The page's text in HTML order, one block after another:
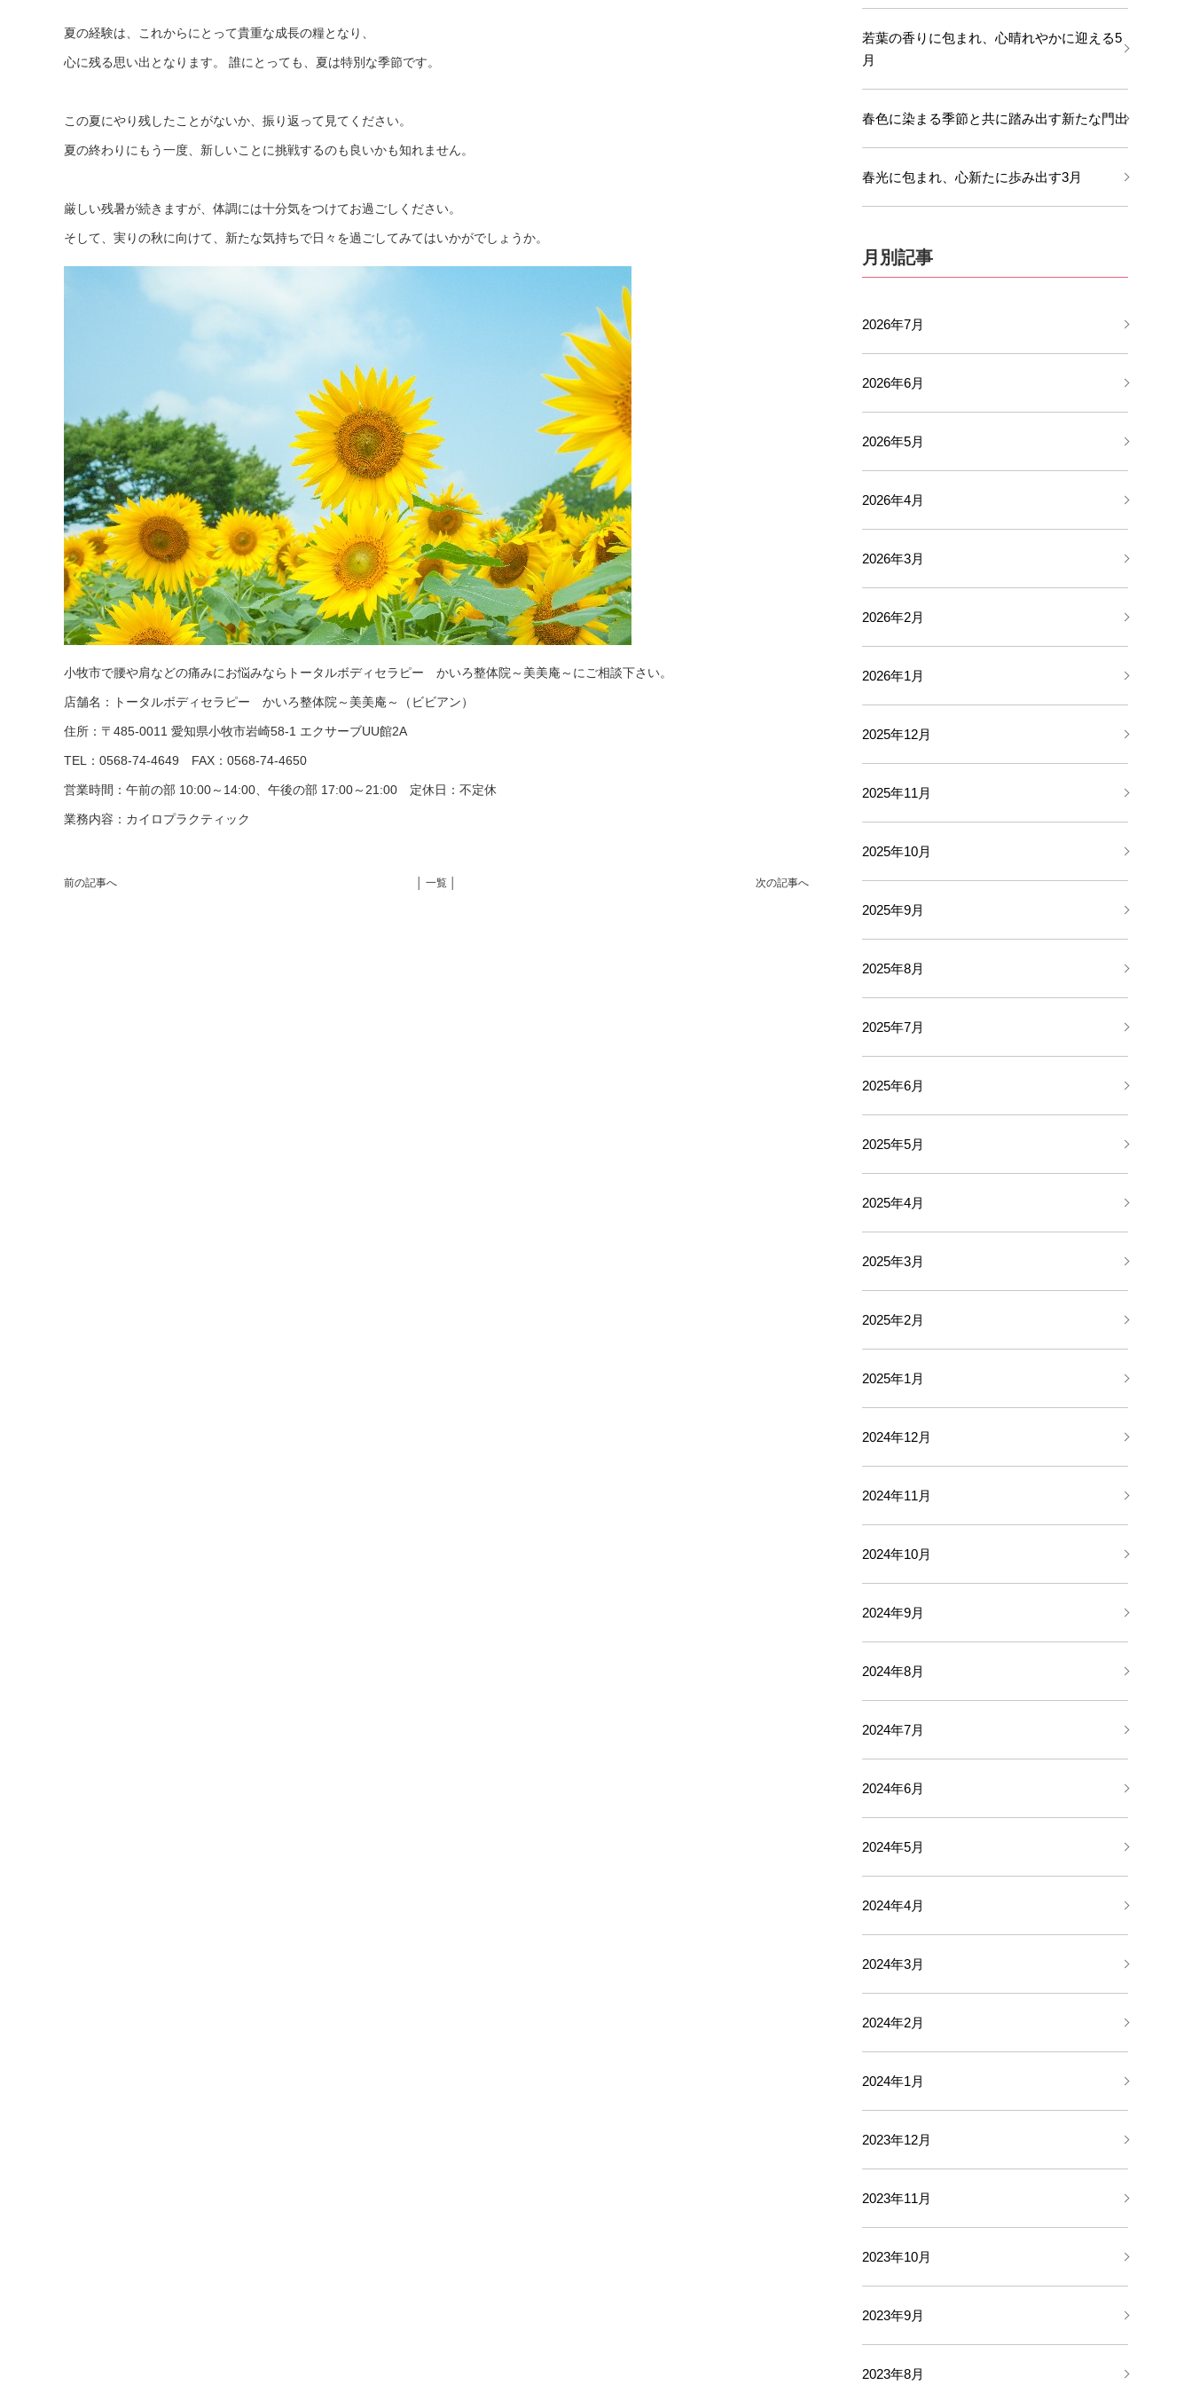
夏の経験は、これからにとって貴重な成長の糧となり、
心に残る思い出となります。 誰にとっても、夏は特別な季節です。
この夏にやり残したことがないか、振り返って見てください。
夏の終わりにもう一度、新しいことに挑戦するのも良いかも知れません。
厳しい残暑が続きますが、体調には十分気をつけてお過ごしください。
そして、実りの秋に向けて、新たな気持ちで日々を過ごしてみてはいかがでしょうか。
小牧市で腰や肩などの痛みにお悩みならトータルボディセラピー かいろ整体院～美美庵～にご相談下さい。
店舗名：トータルボディセラピー かいろ整体院～美美庵～（ビビアン）
住所：〒485-0011 愛知県小牧市岩崎58-1 エクサーブUU館2A
TEL：0568-74-4649 FAX：0568-74-4650
営業時間：午前の部 10:00～14:00、午後の部 17:00～21:00 定休日：不定休
業務内容：カイロプラクティック
前の記事へ 次の記事へ
│ 一覧 │
若葉の香りに包まれ、心晴れやかに迎える5
月
春色に染まる季節と共に踏み出す新たな門出
春光に包まれ、心新たに歩み出す3月
月別記事
2026年7月
2026年6月
2026年5月
2026年4月
2026年3月
2026年2月
2026年1月
2025年12月
2025年11月
2025年10月
2025年9月
2025年8月
2025年7月
2025年6月
2025年5月
2025年4月
2025年3月
2025年2月
2025年1月
2024年12月
2024年11月
2024年10月
2024年9月
2024年8月
2024年7月
2024年6月
2024年5月
2024年4月
2024年3月
2024年2月
2024年1月
2023年12月
2023年11月
2023年10月
2023年9月
2023年8月